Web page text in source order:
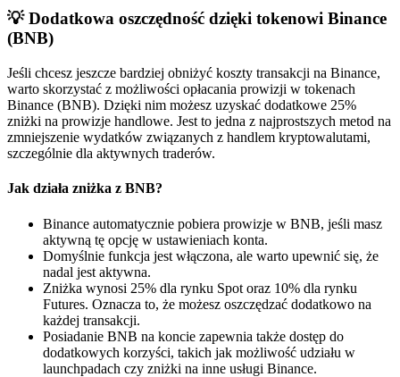
💡 Dodatkowa oszczędność dzięki tokenowi Binance
(BNB)
Jeśli chcesz jeszcze bardziej obniżyć koszty transakcji na Binance,
warto skorzystać z możliwości opłacania prowizji w tokenach
Binance (BNB). Dzięki nim możesz uzyskać dodatkowe 25%
zniżki na prowizje handlowe. Jest to jedna z najprostszych metod na
zmniejszenie wydatków związanych z handlem kryptowalutami,
szczególnie dla aktywnych traderów.
Jak działa zniżka z BNB?
Binance automatycznie pobiera prowizje w BNB, jeśli masz
aktywną tę opcję w ustawieniach konta.
Domyślnie funkcja jest włączona, ale warto upewnić się, że
nadal jest aktywna.
Zniżka wynosi 25% dla rynku Spot oraz 10% dla rynku
Futures. Oznacza to, że możesz oszczędzać dodatkowo na
każdej transakcji.
Posiadanie BNB na koncie zapewnia także dostęp do
dodatkowych korzyści, takich jak możliwość udziału w
launchpadach czy zniżki na inne usługi Binance.